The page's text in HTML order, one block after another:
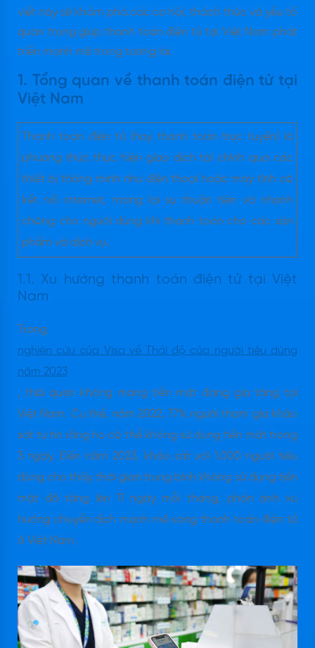
viết này sẽ khám phá các cơ hội, thách thức và yếu tố
quan trọng giúp thanh toán điện tử tại Việt Nam phát
triển mạnh mẽ trong tương lai.
1. Tổng quan về thanh toán điện tử tại
Việt Nam
Thanh toán điện tử (hay thanh toán trực tuyến) là
phương thức thực hiện giao dịch tài chính qua các
thiết bị thông minh như điện thoại hoặc máy tính có
kết nối internet, mang lại sự thuận tiện và nhanh
chóng cho người dùng khi thanh toán cho các sản
phẩm và dịch vụ.
1.1. Xu hướng thanh toán điện tử tại Việt
Nam
Trong
nghiên cứu của Visa về Thái độ của người tiêu dùng
năm 2023
, thói quen không mang tiền mặt đang gia tăng tại
Việt Nam. Cụ thể, năm 2022, 77% người tham gia khảo
sát tự tin rằng họ có thể không sử dụng tiền mặt trong
3 ngày. Đến năm 2023, khảo sát với 1.000 người tiêu
dùng cho thấy thời gian trung bình không sử dụng tiền
mặt đã tăng lên 11 ngày mỗi tháng, phản ánh xu
hướng chuyển dịch mạnh mẽ sang thanh toán điện tử
ở Việt Nam.